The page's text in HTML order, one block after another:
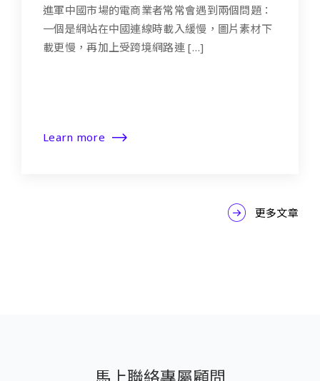
進軍中國市場的電商業者常常會遇到兩個問題：
一個是網站在中國連線時載入緩慢，圖片素材下
載更慢，再加上受跨境網路連 […]
Learn more
更多文章